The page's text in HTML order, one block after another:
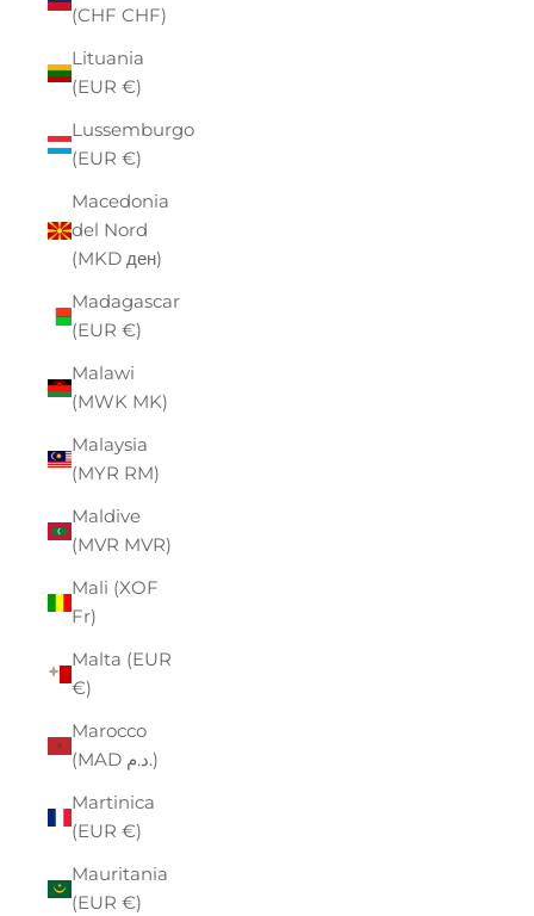
(CHF CHF)
Lituania
(EUR €)
Lussemburgo
(EUR €)
Macedonia
del Nord
(MKD ден)
Madagascar
(EUR €)
Malawi
(MWK MK)
Malaysia
(MYR RM)
Maldive
(MVR MVR)
Mali (XOF
Fr)
Malta (EUR
€)
Marocco
(MAD د.م.)
Martinica
(EUR €)
Mauritania
(EUR €)